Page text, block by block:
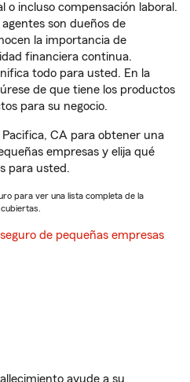
o incluso compensación laboral.
son dueños de
la importancia de
financiera continua.
todo para usted. En la
de que tiene los productos
para su negocio.
CA para obtener una
empresas y elija qué
para usted.
para ver una lista completa de la
seguro de pequeñas empresas
ayude a su